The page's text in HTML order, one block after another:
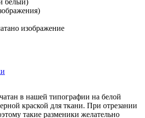
изображение
в нашей типографии на белой
краской для ткани. При отрезании
такие разменики желательно